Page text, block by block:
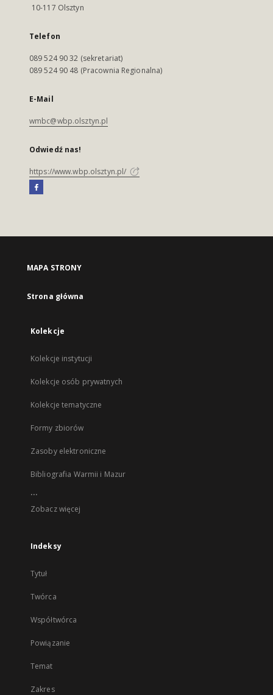
10-117 Olsztyn
Telefon
089 524 90 32 (sekretariat)
089 524 90 48 (Pracownia Regionalna)
E-Mail
wmbc@wbp.olsztyn.pl
Odwiedź nas!
https://www.wbp.olsztyn.pl/
MAPA STRONY
Strona główna
Kolekcje
Kolekcje instytucji
Kolekcje osób prywatnych
Kolekcje tematyczne
Formy zbiorów
Zasoby elektroniczne
Bibliografia Warmii i Mazur
...
Zobacz więcej
Indeksy
Tytuł
Twórca
Współtwórca
Powiązanie
Temat
Zakres